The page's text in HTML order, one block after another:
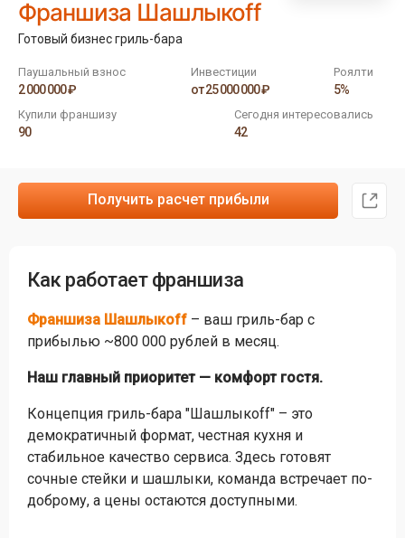
Франшиза Шашлыкоff
Готовый бизнес гриль-бара
Паушальный взнос
2 000 000 ₽
Инвестиции
от 25 000 000 ₽
Роялти
5%
Купили франшизу
90
Сегодня интересовались
42
Получить расчет прибыли
Как работает франшиза
Франшиза Шашлыкоff – ваш гриль-бар с
прибылью ~800 000 рублей в месяц.
Наш главный приоритет — комфорт гостя.
Концепция гриль-бара "Шашлыкоff" – это
демократичный формат, честная кухня и
стабильное качество сервиса. Здесь готовят
сочные стейки и шашлыки, команда встречает по-
доброму, а цены остаются доступными.